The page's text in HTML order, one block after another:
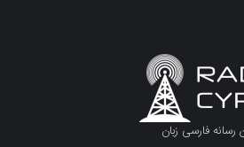
رسانه فارسی زبان